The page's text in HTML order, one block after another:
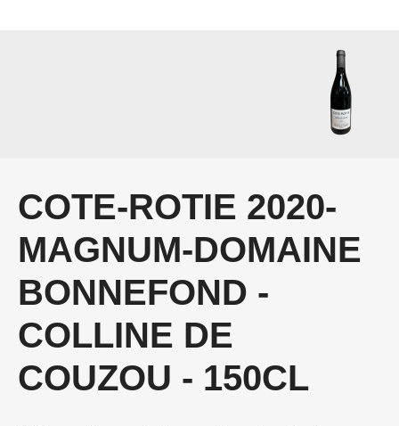
COTE-ROTIE 2020-
MAGNUM-DOMAINE
BONNEFOND -
COLLINE DE
COUZOU - 150CL